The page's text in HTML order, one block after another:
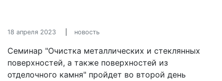
18 апреля 2023 новость
Семинар "Очистка металлических и стеклянных
поверхностей, а также поверхностей из
отделочного камня" пройдет во второй день